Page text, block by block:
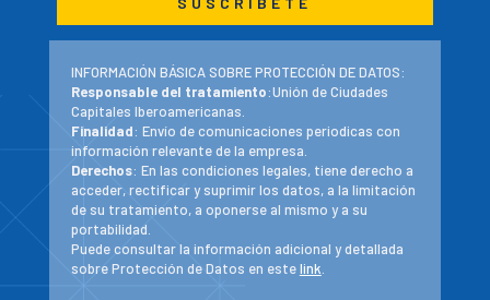
INFORMACIÓN BÁSICA SOBRE PROTECCIÓN DE DATOS:
Responsable del tratamiento:Unión de Ciudades
Capitales Iberoamericanas.
Finalidad: Envío de comunicaciones periodicas con
información relevante de la empresa.
Derechos: En las condiciones legales, tiene derecho a
acceder, rectificar y suprimir los datos, a la limitación
de su tratamiento, a oponerse al mismo y a su
portabilidad.
Puede consultar la información adicional y detallada
sobre Protección de Datos en estelink.